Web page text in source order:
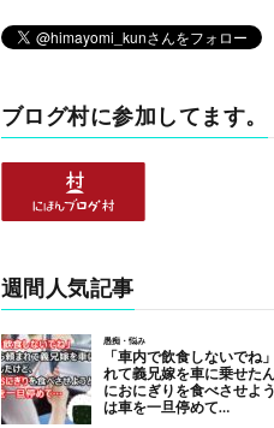
ブログ村に参加してます。
週間人気記事